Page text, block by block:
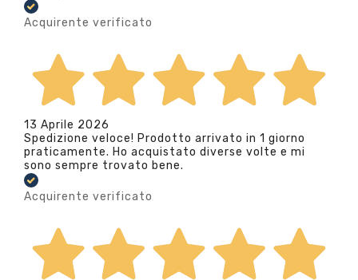
Acquirente verificato
13 Aprile 2026
Spedizione veloce! Prodotto arrivato in 1 giorno
praticamente. Ho acquistato diverse volte e mi
sono sempre trovato bene.
Acquirente verificato